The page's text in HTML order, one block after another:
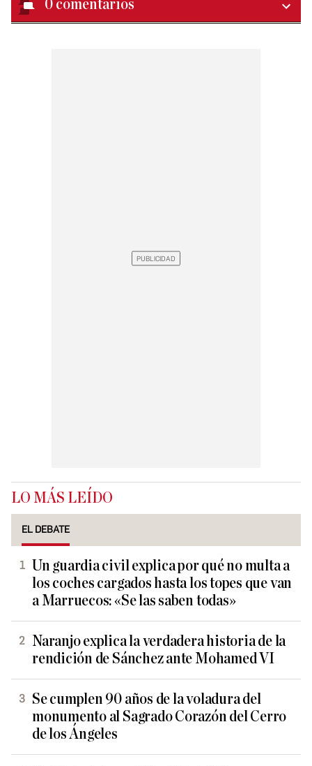
0 comentarios
LO MÁS LEÍDO
EL DEBATE
Un guardia civil explica por qué no multa a
los coches cargados hasta los topes que van
a Marruecos: «Se las saben todas»
Naranjo explica la verdadera historia de la
rendición de Sánchez ante Mohamed VI
Se cumplen 90 años de la voladura del
monumento al Sagrado Corazón del Cerro
de los Ángeles